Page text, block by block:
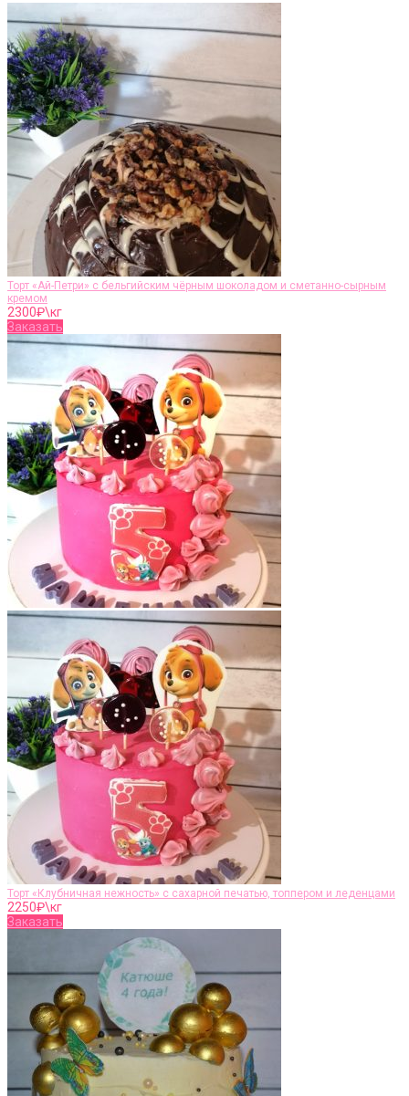
Торт «Ай-Петри» с бельгийским чёрным шоколадом и сметанно-сырным
кремом
2300₽\кг
Заказать
Торт «Клубничная нежность» с сахарной печатью, топпером и леденцами
2250₽\кг
Заказать